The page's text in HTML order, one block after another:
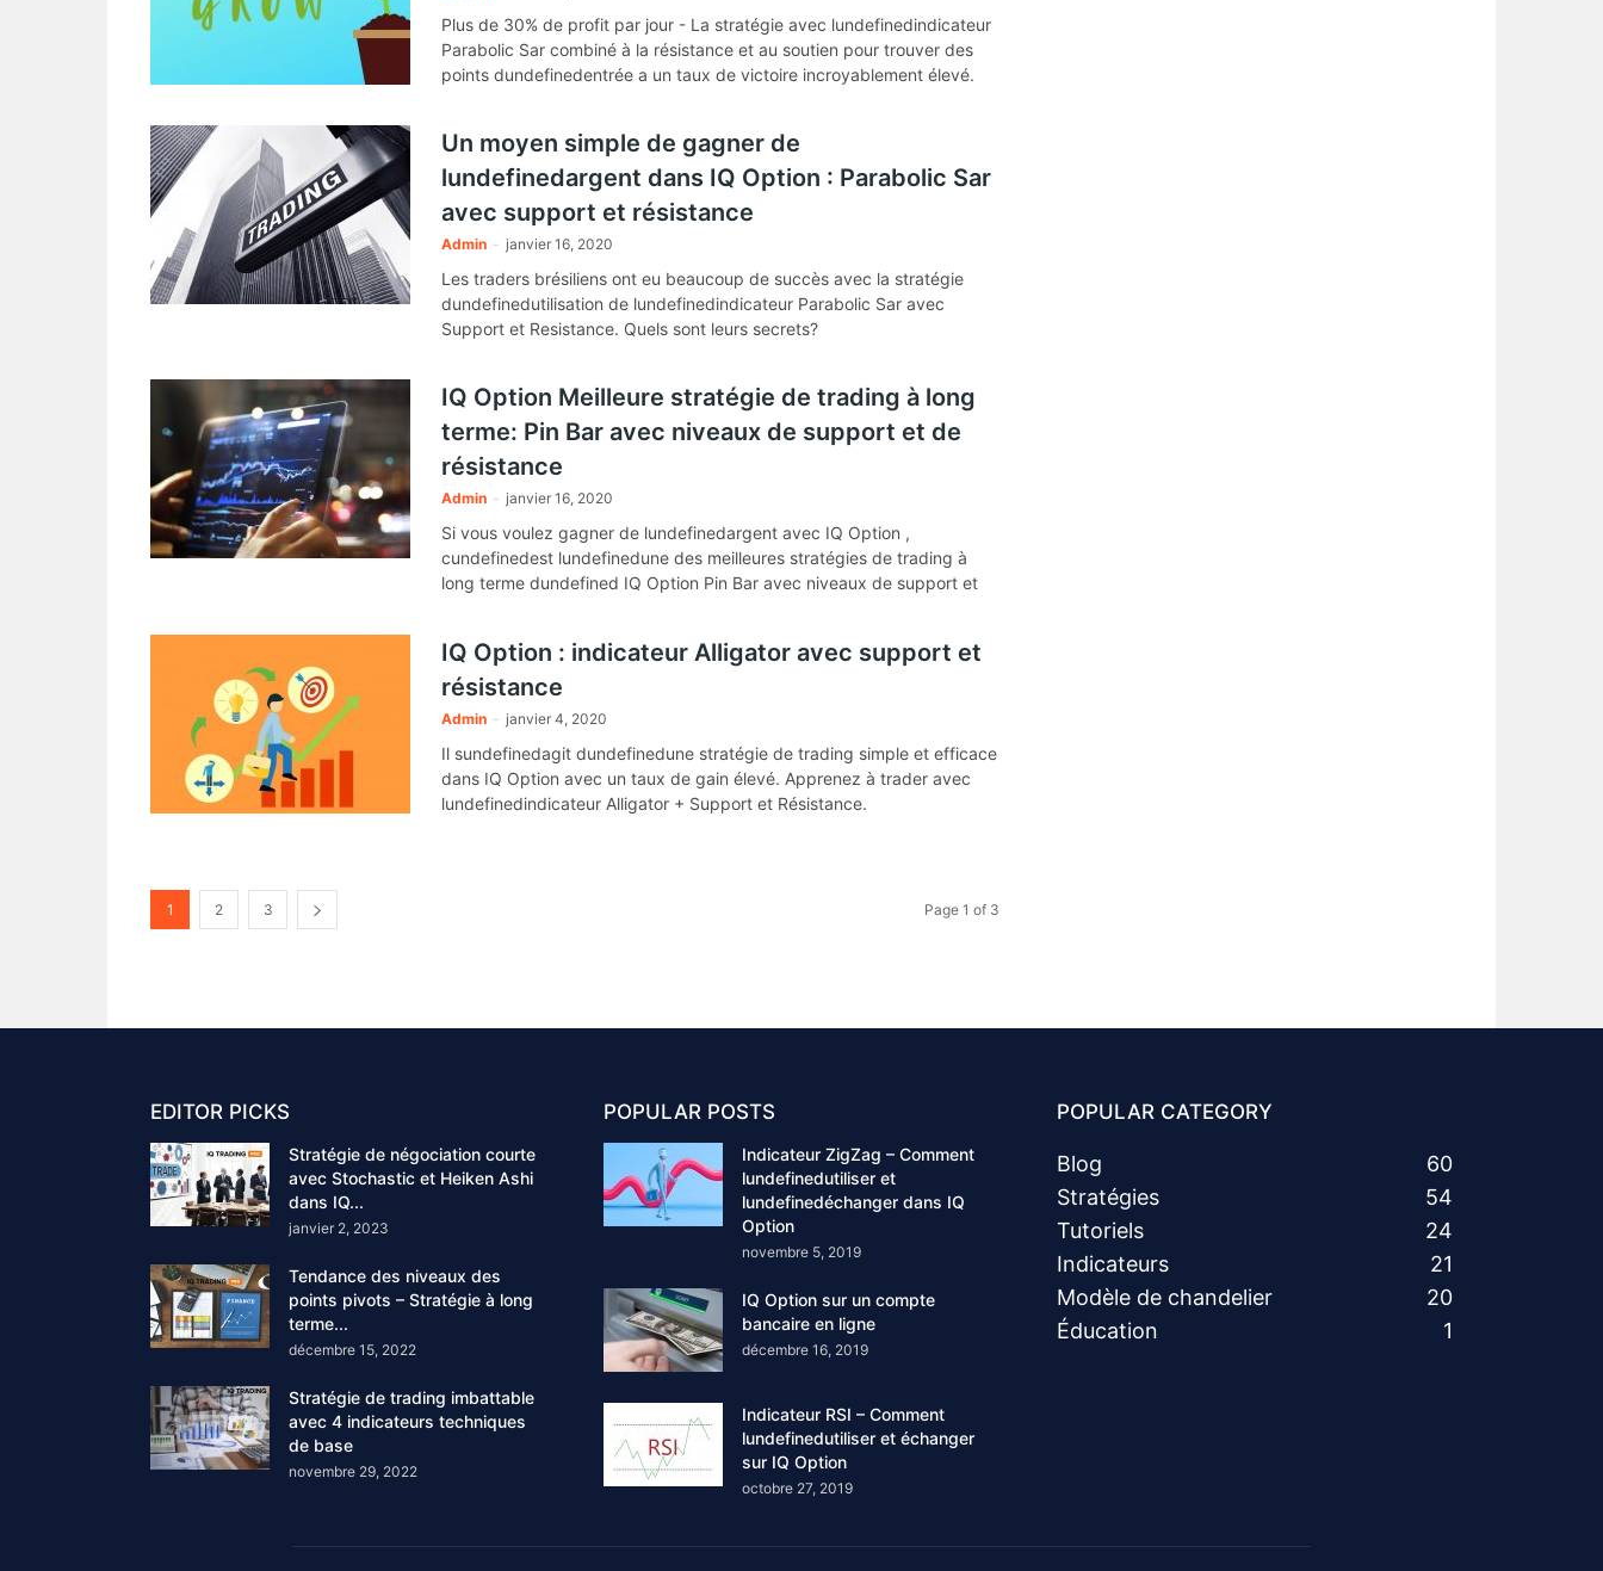
Plus de 30% de profit par jour - La stratégie avec lundefinedindicateur
Parabolic Sar combiné à la résistance et au soutien pour trouver des
points dundefinedentrée a un taux de victoire incroyablement élevé.
Un moyen simple de gagner de
lundefinedargent dans IQ Option : Parabolic Sar
avec support et résistance
Admin - janvier 16, 2020
Les traders brésiliens ont eu beaucoup de succès avec la stratégie
dundefinedutilisation de lundefinedindicateur Parabolic Sar avec
Support et Resistance. Quels sont leurs secrets?
IQ Option Meilleure stratégie de trading à long
terme: Pin Bar avec niveaux de support et de
résistance
Admin - janvier 16, 2020
Si vous voulez gagner de lundefinedargent avec IQ Option ,
cundefinedest lundefinedune des meilleures stratégies de trading à
long terme dundefined IQ Option Pin Bar avec niveaux de support et
IQ Option : indicateur Alligator avec support et
résistance
Admin - janvier 4, 2020
Il sundefinedagit dundefinedune stratégie de trading simple et efficace
dans IQ Option avec un taux de gain élevé. Apprenez à trader avec
lundefinedindicateur Alligator + Support et Résistance.
1 2 3 Page 1 of 3
EDITOR PICKS
Stratégie de négociation courte
avec Stochastic et Heiken Ashi
dans IQ...
janvier 2, 2023
Tendance des niveaux des
points pivots – Stratégie à long
terme...
décembre 15, 2022
Stratégie de trading imbattable
avec 4 indicateurs techniques
de base
novembre 29, 2022
POPULAR POSTS
Indicateur ZigZag – Comment
lundefinedutiliser et
lundefinedéchanger dans IQ
Option
novembre 5, 2019
IQ Option sur un compte
bancaire en ligne
décembre 16, 2019
Indicateur RSI – Comment
lundefinedutiliser et échanger
sur IQ Option
octobre 27, 2019
POPULAR CATEGORY
Blog
60
Stratégies
54
Tutoriels
24
Indicateurs
21
Modèle de chandelier
20
Éducation
1